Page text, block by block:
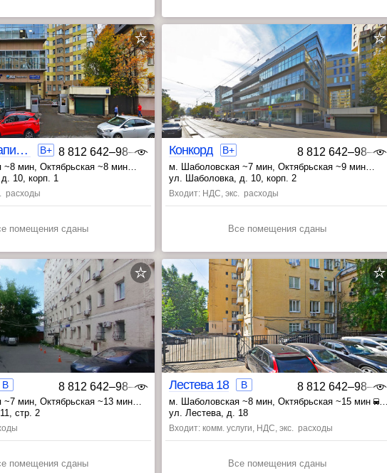
Созвездие капитал 2 B+ 8 812 642‒98‒46
~8 мин, Октябрьская ~8 мин
мин
10, корп. 1
расходы
помещения сданы
Конкорд B+ 8 812 642‒98‒46
м. Шаболовская ~7 мин, Октябрьская ~9 мин
, Серпуховская ~20 мин
ул. Шаболовка, д. 10, корп. 2
Входит: НДС, экс. расходы
Все помещения сданы
B 8 812 642‒98‒46
~7 мин, Октябрьская ~13 мин
стр. 2
помещения сданы
Лестева 18 B 8 812 642‒98‒46
м. Шаболовская ~8 мин, Октябрьская ~15 мин
, Тульская ~16 мин
ул. Лестева, д. 18
Входит: комм. услуги, НДС, экс. расходы
Все помещения сданы